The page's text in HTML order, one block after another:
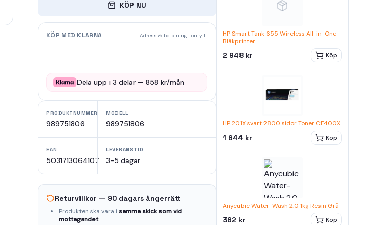
KÖP NU
KÖP MED KLARNA Adress & betalning förifyllt
Dela upp i3 delar —858 kr/mån
PRODUKTNUMMER
989751806
MODELL
989751806
EAN
5031713064107
LEVERANSTID
3-5 dagar
Returvillkor — 90 dagars ångerrätt
Produkten ska vara i samma skick som vid
mottagandet
HP Smart Tank 655 Wireless All-in-One
Bläkprinter
2 948 kr Köp
HP 201X svart 2800 sidor Toner CF400X
1 644 kr Köp
Anycubic Water-Wash 2.0 1kg Resin Grå
362 kr Köp